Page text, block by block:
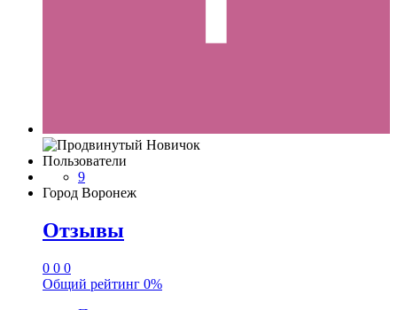
Пользователи
9
Город Воронеж
Отзывы
0 0 0
Общий рейтинг 0%